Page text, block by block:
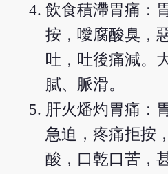
飲食積滯胃痛：
按，噯腐酸臭，
吐，吐後痛減。
膩、脈滑。
肝火燔灼胃痛：
急迫，疼痛拒按
酸，口乾口苦，